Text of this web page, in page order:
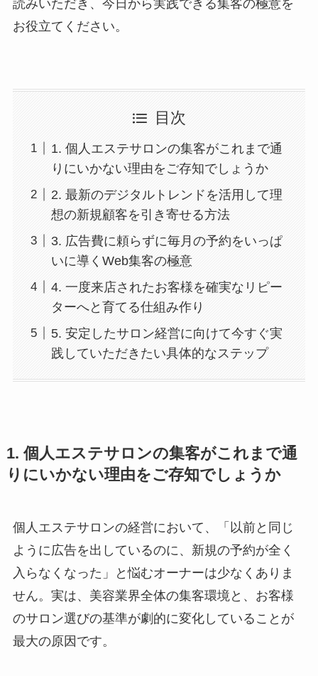
読みいただき、今日から実践できる集客の極意を
お役立てください。
目次
1. 個人エステサロンの集客がこれまで通
りにいかない理由をご存知でしょうか
2. 最新のデジタルトレンドを活用して理
想の新規顧客を引き寄せる方法
3. 広告費に頼らずに毎月の予約をいっぱ
いに導くWeb集客の極意
4. 一度来店されたお客様を確実なリピー
ターへと育てる仕組み作り
5. 安定したサロン経営に向けて今すぐ実
践していただきたい具体的なステップ
1. 個人エステサロンの集客がこれまで通
りにいかない理由をご存知でしょうか
個人エステサロンの経営において、「以前と同じ
ように広告を出しているのに、新規の予約が全く
入らなくなった」と悩むオーナーは少なくありま
せん。実は、美容業界全体の集客環境と、お客様
のサロン選びの基準が劇的に変化していることが
最大の原因です。